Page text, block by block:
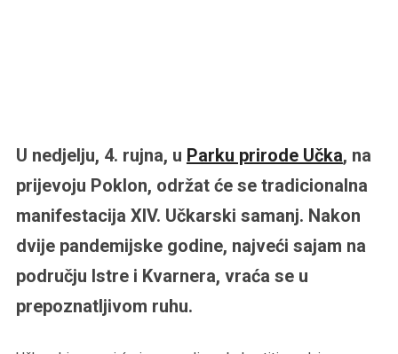
U nedjelju, 4. rujna, u Parku prirode Učka, na
prijevoju Poklon, održat će se tradicionalna
manifestacija XIV. Učkarski samanj. Nakon
dvije pandemijske godine, najveći sajam na
području Istre i Kvarnera, vraća se u
prepoznatljivom ruhu.